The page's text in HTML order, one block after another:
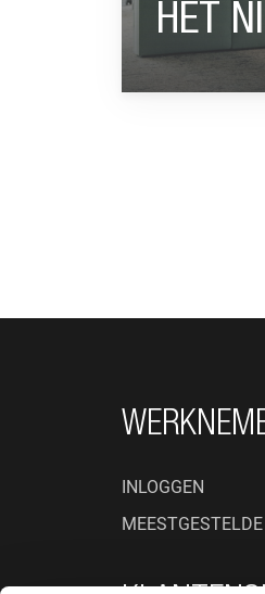
HET
INLOGGEN